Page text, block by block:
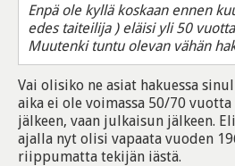
Enpä ole kyllä koskaan ennen
edes taiteilija ) eläisi yli 50
Muutenki tuntu olevan vähän
Vai olisiko ne asiat hakuessa
aika ei ole voimassa 50/70
jälkeen, vaan julkaisun jälkeen.
ajalla nyt olisi vapaata vuoden
riippumatta tekijän iästä.